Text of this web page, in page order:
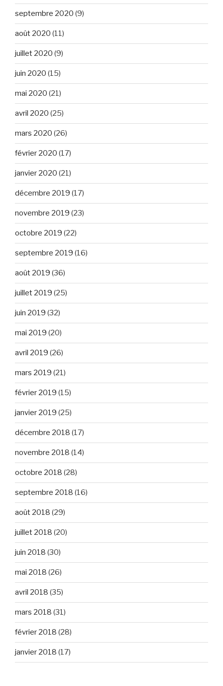
septembre 2020 (9)
août 2020 (11)
juillet 2020 (9)
juin 2020 (15)
mai 2020 (21)
avril 2020 (25)
mars 2020 (26)
février 2020 (17)
janvier 2020 (21)
décembre 2019 (17)
novembre 2019 (23)
octobre 2019 (22)
septembre 2019 (16)
août 2019 (36)
juillet 2019 (25)
juin 2019 (32)
mai 2019 (20)
avril 2019 (26)
mars 2019 (21)
février 2019 (15)
janvier 2019 (25)
décembre 2018 (17)
novembre 2018 (14)
octobre 2018 (28)
septembre 2018 (16)
août 2018 (29)
juillet 2018 (20)
juin 2018 (30)
mai 2018 (26)
avril 2018 (35)
mars 2018 (31)
février 2018 (28)
janvier 2018 (17)